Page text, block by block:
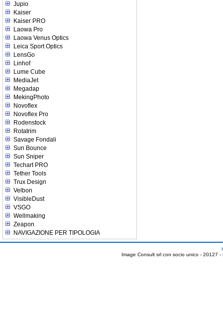
Jupio
Kaiser
Kaiser PRO
Laowa Pro
Laowa Venus Optics
Leica Sport Optics
LensGo
Linhof
Lume Cube
MediaJet
Megadap
MekingPhoto
Novoflex
Novoflex Pro
Rodenstock
Rotatrim
Savage Fondali
Sun Bounce
Sun Sniper
Techart PRO
Tether Tools
Trux Design
Velbon
VisibleDust
VSGO
Wellmaking
Zeapon
NAVIGAZIONE PER TIPOLOGIA
Image Consult srl con socio unico - 20127